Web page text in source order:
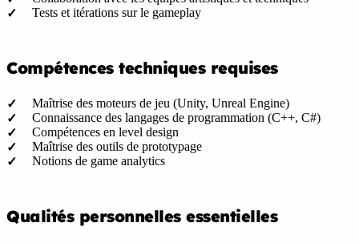
Tests et itérations sur le gameplay
Compétences techniques requises
Maîtrise des moteurs de jeu (Unity, Unreal Engine)
Connaissance des langages de programmation (C++, C#)
Compétences en level design
Maîtrise des outils de prototypage
Notions de game analytics
Qualités personnelles essentielles